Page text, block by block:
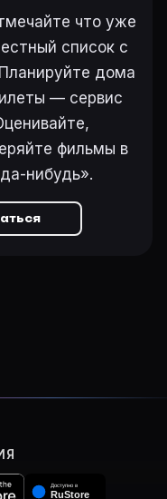
что уже
список с
дома
— сервис
фильмы в
нибудь».